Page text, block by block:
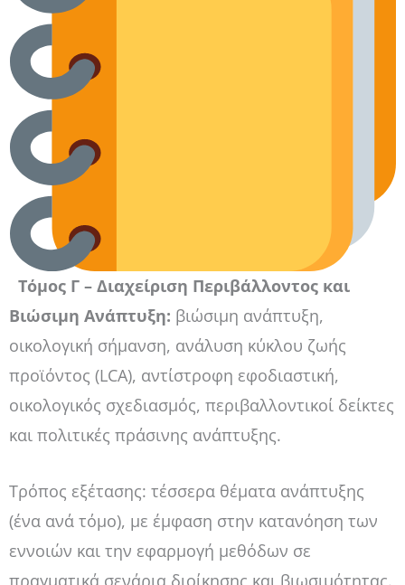
Τόμος Γ – Διαχείριση Περιβάλλοντος και
Βιώσιμη Ανάπτυξη: βιώσιμη ανάπτυξη,
οικολογική σήμανση, ανάλυση κύκλου ζωής
προϊόντος (LCA), αντίστροφη εφοδιαστική,
οικολογικός σχεδιασμός, περιβαλλοντικοί δείκτες
και πολιτικές πράσινης ανάπτυξης.
Τρόπος εξέτασης: τέσσερα θέματα ανάπτυξης
(ένα ανά τόμο), με έμφαση στην κατανόηση των
εννοιών και την εφαρμογή μεθόδων σε
πραγματικά σενάρια διοίκησης και βιωσιμότητας.